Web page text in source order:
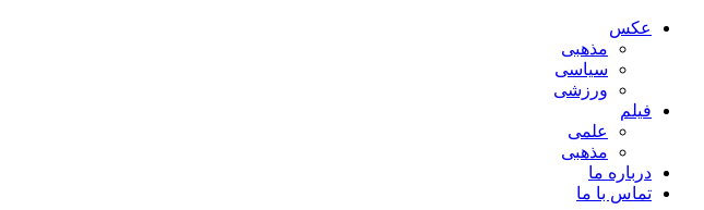
عکس
مذهبی
سیاسی
ورزشی
فیلم
علمی
مذهبی
درباره ما
تماس با ما